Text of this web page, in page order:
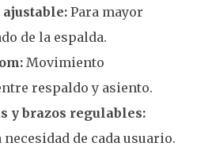
Para mayor
de la espalda.
Movimiento
respaldo y asiento.
y brazos regulables:
necesidad de cada usuario.